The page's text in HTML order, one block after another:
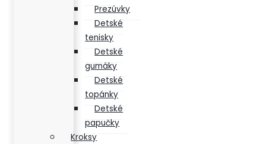
Prezúvky
Detské
tenisky
Detské
gumáky
Detské
topánky
Detské
papučky
Kroksy